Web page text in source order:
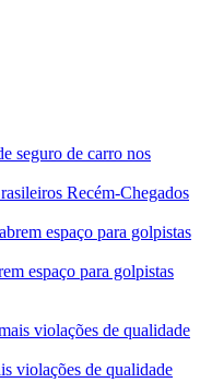
Recém-Chegados
espaço para golpistas
violações de qualidade